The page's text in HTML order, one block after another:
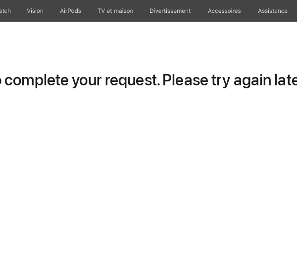
Vision AirPods TV et maison Divertissement Accessoires Assistance
your request. Please try again